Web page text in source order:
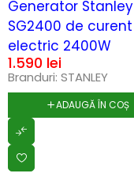
Generator Stanley
SG2400 de curent
electric 2400W
1.590 lei
Branduri: STANLEY
ADAUGĂ ÎN COȘ